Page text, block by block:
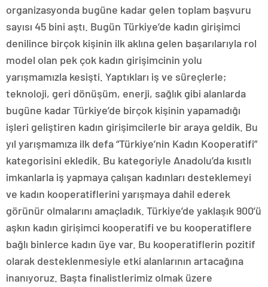
organizasyonda bugüne kadar gelen toplam başvuru
sayısı 45 bini aştı. Bugün Türkiye’de kadın girişimci
denilince birçok kişinin ilk aklına gelen başarılarıyla rol
model olan pek çok kadın girişimcinin yolu
yarışmamızla kesişti. Yaptıkları iş ve süreçlerle;
teknoloji, geri dönüşüm, enerji, sağlık gibi alanlarda
bugüne kadar Türkiye’de birçok kişinin yapamadığı
işleri geliştiren kadın girişimcilerle bir araya geldik. Bu
yıl yarışmamıza ilk defa “Türkiye’nin Kadın Kooperatifi”
kategorisini ekledik. Bu kategoriyle Anadolu’da kısıtlı
imkanlarla iş yapmaya çalışan kadınları desteklemeyi
ve kadın kooperatiflerini yarışmaya dahil ederek
görünür olmalarını amaçladık. Türkiye’de yaklaşık 900’ü
aşkın kadın girişimci kooperatifi ve bu kooperatiflere
bağlı binlerce kadın üye var. Bu kooperatiflerin pozitif
olarak desteklenmesiyle etki alanlarının artacağına
inanıyoruz. Başta finalistlerimiz olmak üzere